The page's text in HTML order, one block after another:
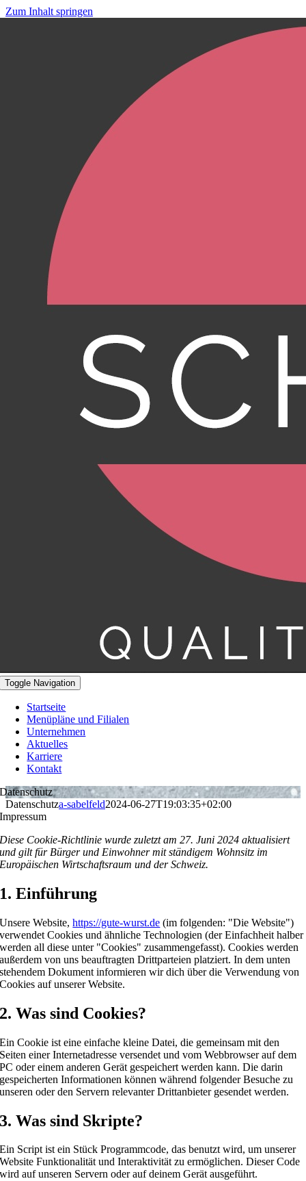
Zum Inhalt springen
Toggle Navigation
Startseite
Menüpläne und Filialen
Unternehmen
Aktuelles
Karriere
Kontakt
Datenschutz
Datenschutza-sabelfeld2024-06-27T19:03:35+02:00
Impressum
Diese Cookie-Richtlinie wurde zuletzt am 27. Juni 2024 aktualisiert
und gilt für Bürger und Einwohner mit ständigem Wohnsitz im
Europäischen Wirtschaftsraum und der Schweiz.
1. Einführung
Unsere Website,https://gute-wurst.de (im folgenden: "Die Website")
verwendet Cookies und ähnliche Technologien (der Einfachheit halber
werden all diese unter "Cookies" zusammengefasst). Cookies werden
außerdem von uns beauftragten Drittparteien platziert. In dem unten
stehendem Dokument informieren wir dich über die Verwendung von
Cookies auf unserer Website.
2. Was sind Cookies?
Ein Cookie ist eine einfache kleine Datei, die gemeinsam mit den
Seiten einer Internetadresse versendet und vom Webbrowser auf dem
PC oder einem anderen Gerät gespeichert werden kann. Die darin
gespeicherten Informationen können während folgender Besuche zu
unseren oder den Servern relevanter Drittanbieter gesendet werden.
3. Was sind Skripte?
Ein Script ist ein Stück Programmcode, das benutzt wird, um unserer
Website Funktionalität und Interaktivität zu ermöglichen. Dieser Code
wird auf unseren Servern oder auf deinem Gerät ausgeführt.